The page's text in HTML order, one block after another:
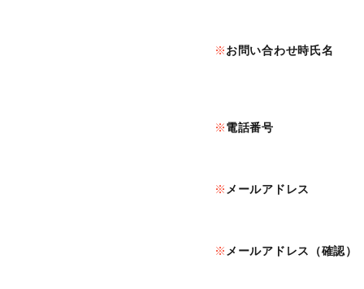
お問い合わせ時氏名
電話番号
メールアドレス
メールアドレス（確認）